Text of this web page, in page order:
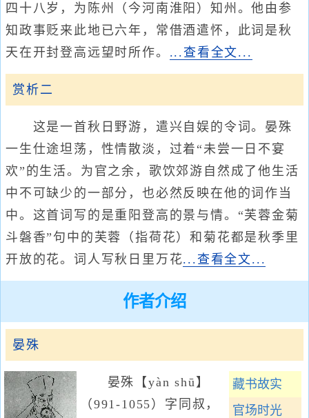
四十八岁，为陈州（今河南淮阳）知州。他由参
知政事贬来此地已六年，常借酒遣怀，此词是秋
天在开封登高远望时所作。 ...查看全文...
赏析二
这是一首秋日野游，遣兴自娱的令词。晏殊
一生仕途坦荡，性情散淡，过着“未尝一日不宴
欢”的生活。为官之余，歌饮郊游自然成了他生活
中不可缺少的一部分，也必然反映在他的词作当
中。这首词写的是重阳登高的景与情。“芙蓉金菊
斗磐香”句中的芙蓉（指荷花）和菊花都是秋季里
开放的花。词人写秋日里万花...查看全文...
作者介绍
晏殊
藏书故实
官场时光
晏殊【yàn shū】
（991-1055）字同叔，